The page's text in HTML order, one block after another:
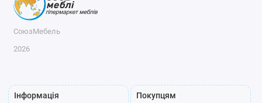
СоюзМебель
2026
Інформація Покупцям